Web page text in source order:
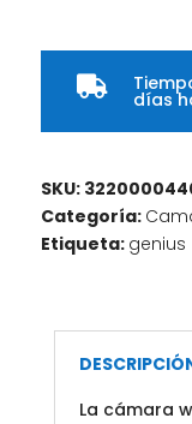

días
SKU:
Categoría:
Etiqueta: genius
La cámara